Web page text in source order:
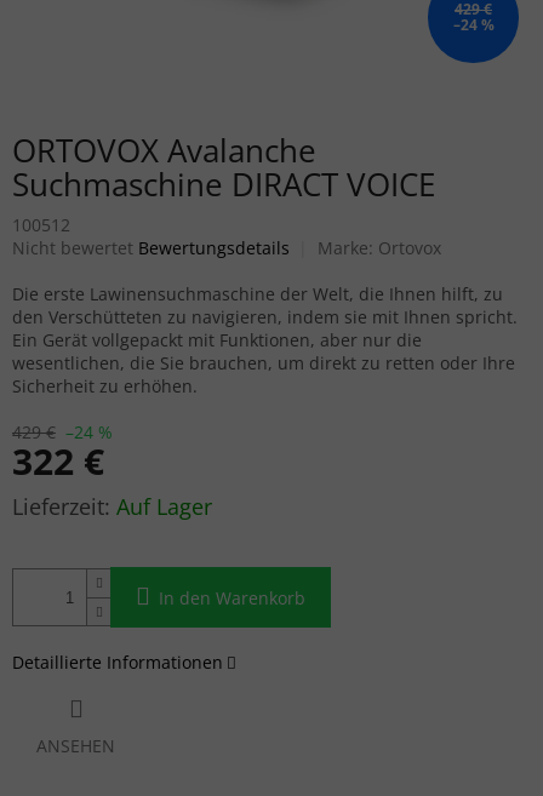
429 €
–24 %
ORTOVOX Avalanche
Suchmaschine DIRACT VOICE
100512
Die durchschnittliche Produktbewertung ist 0,0 von 5 Sternen.
Nicht bewertet Bewertungsdetails Marke: Ortovox
429 € –24 %
322 €
Verkaufspreis:Auf Lager
In den Warenkorb
Die erste Lawinensuchmaschine der Welt, die Ihnen hilft, zu
den Verschütteten zu navigieren, indem sie mit Ihnen spricht.
Ein Gerät vollgepackt mit Funktionen, aber nur die
wesentlichen, die Sie brauchen, um direkt zu retten oder Ihre
Sicherheit zu erhöhen.
Detaillierte Informationen
ANSEHEN